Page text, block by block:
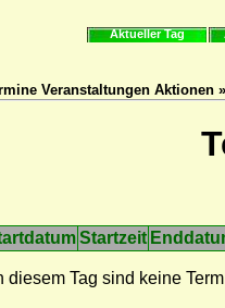
Aktueller Tag
Veranstaltungen Aktionen
Startzeit
diesem Tag sind keine